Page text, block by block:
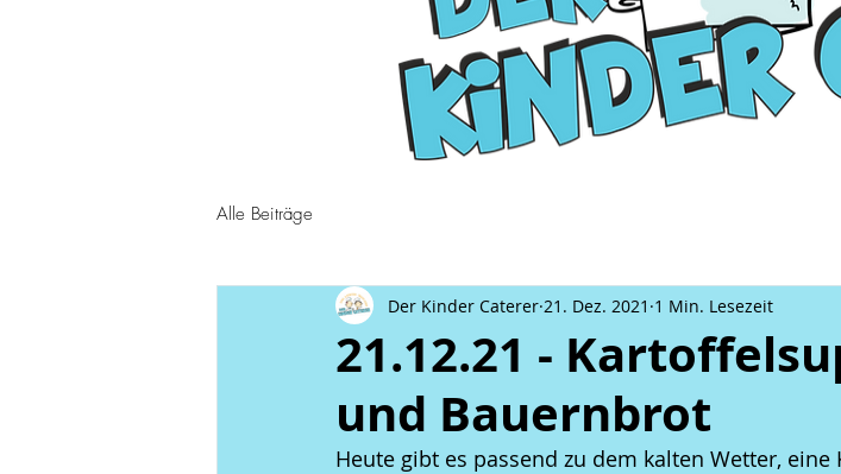
Alle Beiträge
21.12.21 -
und Bauernbrot
Der Kinder Caterer 21. Dez. 2021 1 Min. Lesezeit
Heute gibt es passend zu dem kalten Wetter,